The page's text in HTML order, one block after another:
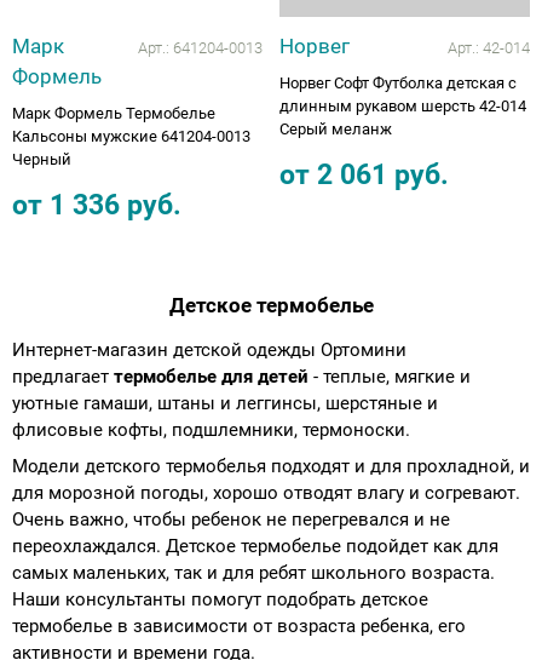
Марк
Формель
Арт.: 641204-0013
Марк Формель Термобелье
Кальсоны мужские 641204-0013
Черный
от 1 336 руб.
Норвег Арт.: 42-014
Норвег Софт Футболка детская с
длинным рукавом шерсть 42-014
Серый меланж
от 2 061 руб.
Детское термобелье
Интернет-магазин детской одежды Ортомини
предлагает термобелье для детей - теплые, мягкие и
уютные гамаши, штаны и леггинсы, шерстяные и
флисовые кофты, подшлемники, термоноски.
Модели детского термобелья подходят и для прохладной, и
для морозной погоды, хорошо отводят влагу и согревают.
Очень важно, чтобы ребенок не перегревался и не
переохлаждался. Детское термобелье подойдет как для
самых маленьких, так и для ребят школьного возраста.
Наши консультанты помогут подобрать детское
термобелье в зависимости от возраста ребенка, его
активности и времени года.